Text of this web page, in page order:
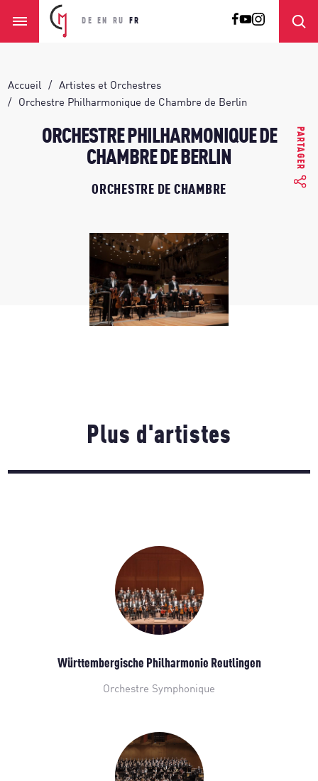
DE EN RU FR
Accueil
Artistes et Orchestres
Orchestre Philharmonique de Chambre de Berlin
ORCHESTRE PHILHARMONIQUE DE
CHAMBRE DE BERLIN
ORCHESTRE DE CHAMBRE
PARTAGER
Plus d'artistes
Württembergische Philharmonie Reutlingen
Orchestre Symphonique